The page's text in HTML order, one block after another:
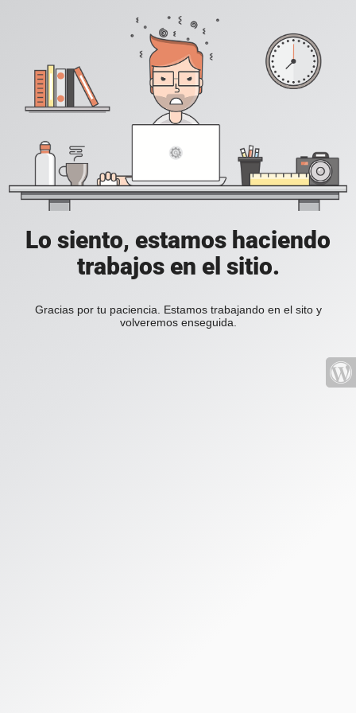
Lo siento, estamos haciendo
trabajos en el sitio.
Gracias por tu paciencia. Estamos trabajando en el sito y
volveremos enseguida.